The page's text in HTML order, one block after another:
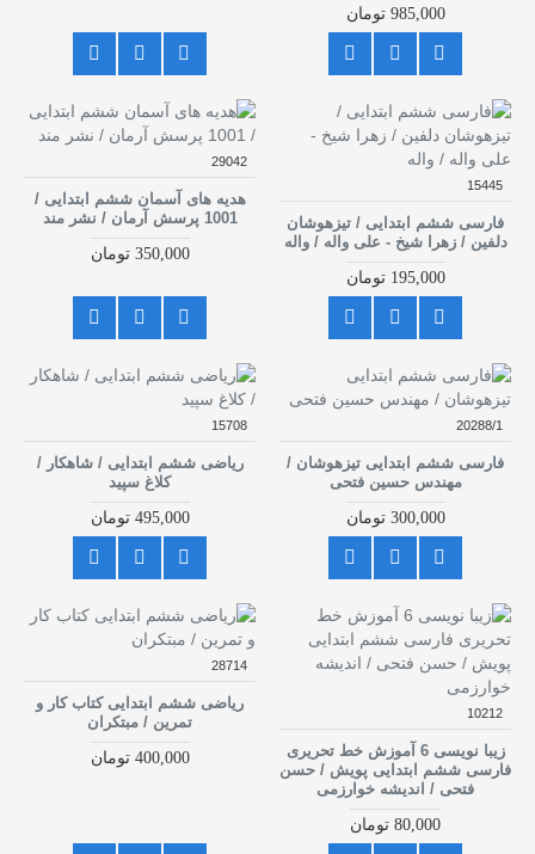
985,000 تومان
15445
فارسی ششم ابتدایی / تیزهوشان
دلفین / زهرا شیخ - علی واله / واله
195,000 تومان
29042
هدیه های آسمان ششم ابتدایی /
1001 پرسش آرمان / نشر مند
350,000 تومان
20288/1
فارسی ششم ابتدایی تیزهوشان /
مهندس حسین فتحی
300,000 تومان
15708
ریاضی ششم ابتدایی / شاهکار /
کلاغ سپید
495,000 تومان
10212
زیبا نویسی 6 آموزش خط تحریری
فارسی ششم ابتدایی پویش / حسن
فتحی / اندیشه خوارزمی
80,000 تومان
28714
ریاضی ششم ابتدایی کتاب کار و
تمرین / مبتکران
400,000 تومان